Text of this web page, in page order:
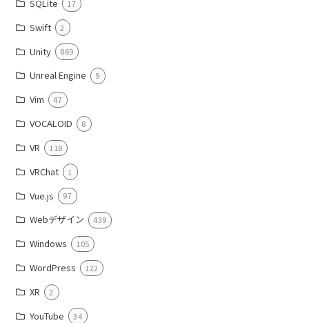
SQLite 17
Swift 2
Unity 869
Unreal Engine 9
Vim 47
VOCALOID 8
VR 118
VRChat 1
Vue.js 97
Webデザイン 439
Windows 105
WordPress 122
XR 2
YouTube 34